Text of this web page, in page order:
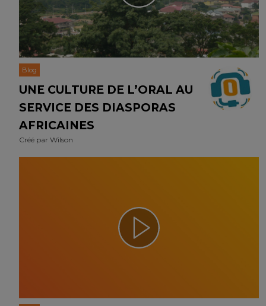
Blog
UNE CULTURE DE L’ORAL AU
SERVICE DES DIASPORAS
AFRICAINES
Créé parWilson